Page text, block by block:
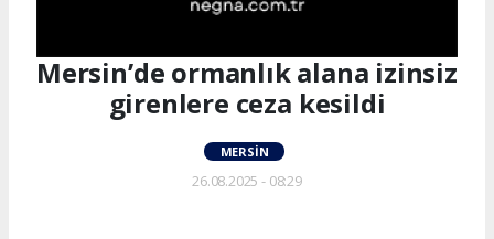
Mersin’de ormanlık alana izinsiz
girenlere ceza kesildi
MERSIN
26.08.2025 - 08:29